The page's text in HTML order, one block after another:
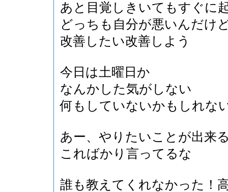
あと目覚しきいてもすぐに
どっちも自分が悪いんだけ
改善したい改善しよう
今日は土曜日か
なんかした気がしない
何もしていないかもしれな
あー、やりたいことが出来
こればかり言ってるな
誰も教えてくれなかった！